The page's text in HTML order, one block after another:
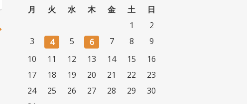
月 火 水 木 金 土
日
1
2
3
4 5 6 7 8
9
10
11 12 13 14 15
16
17
18 19 20 21 22
23
24
25 26 27 28 29
30